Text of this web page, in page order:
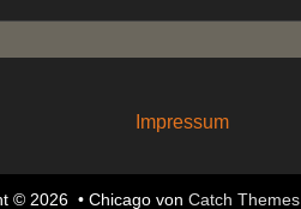
Impressum
© 2026 • Chicago von Catch Themes